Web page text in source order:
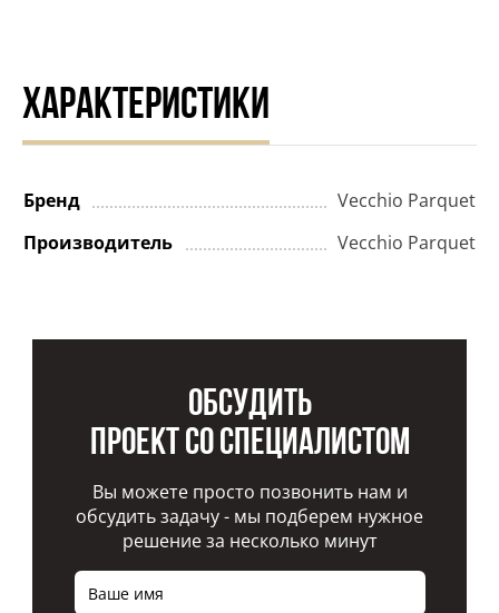
ХАРАКТЕРИСТИКИ
Бренд
Vecchio Parquet
Производитель
Vecchio Parquet
Обсудить
проект со специалистом
Вы можете просто позвонить нам и
обсудить задачу - мы подберем нужное
решение за несколько минут